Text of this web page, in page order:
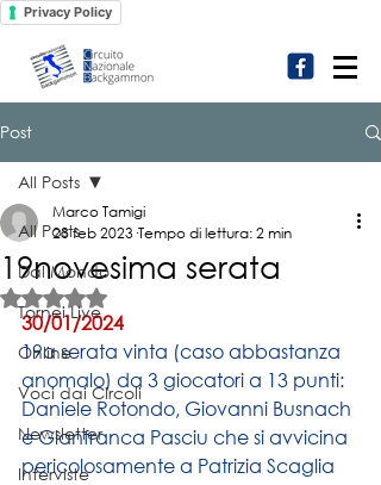
Privacy Policy
Post
All Posts
Dal Mondo
Tornei Live
Online
Voci dai Circoli
Newsletter
Interviste
All Posts
19novesima serata
Marco Tamigi
28 feb 2023 Tempo di lettura: 2 min
Valutazione NaN stelle su 5.
30/01/2024
19a serata vinta (caso abbastanza
anomalo) da 3 giocatori a 13 punti:
Daniele Rotondo, Giovanni Busnach
e Gianfranca Pasciu che si avvicina
pericolosamente a Patrizia Scaglia